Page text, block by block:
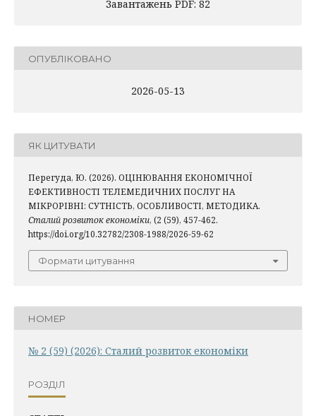
Завантажень PDF: 82
ОПУБЛІКОВАНО
2026-05-13
ЯК ЦИТУВАТИ
Перегуда, Ю. (2026). ОЦІНЮВАННЯ ЕКОНОМІЧНОЇ
ЕФЕКТИВНОСТІ ТЕЛЕМЕДИЧНИХ ПОСЛУГ НА
МІКРОРІВНІ: СУТНІСТЬ, ОСОБЛИВОСТІ, МЕТОДИКА.
Сталий розвиток економіки, (2 (59), 457-462.
https://doi.org/10.32782/2308-1988/2026-59-62
Формати цитування
НОМЕР
№ 2 (59) (2026): Сталий розвиток економіки
РОЗДІЛ